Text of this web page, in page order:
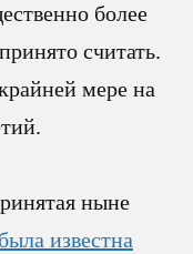
более
считать.
мере на
ныне
была известна